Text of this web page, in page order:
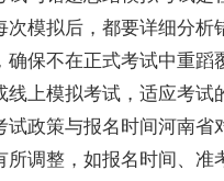
次模拟后，都要详细分析
确保不在正式考试中重蹈
线上模拟考试，适应考试
试政策与报名时间河南省
所调整，如报名时间、准